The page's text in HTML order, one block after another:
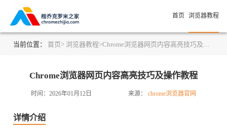
首页 浏览器教程
当前位置： 首页> 浏览器教程>Chrome浏览器网页内容高亮技巧及操作教程
Chrome浏览器网页内容高亮技巧及操作教程
时间：2026年01月12日 来源： chrome浏览器官网
详情介绍